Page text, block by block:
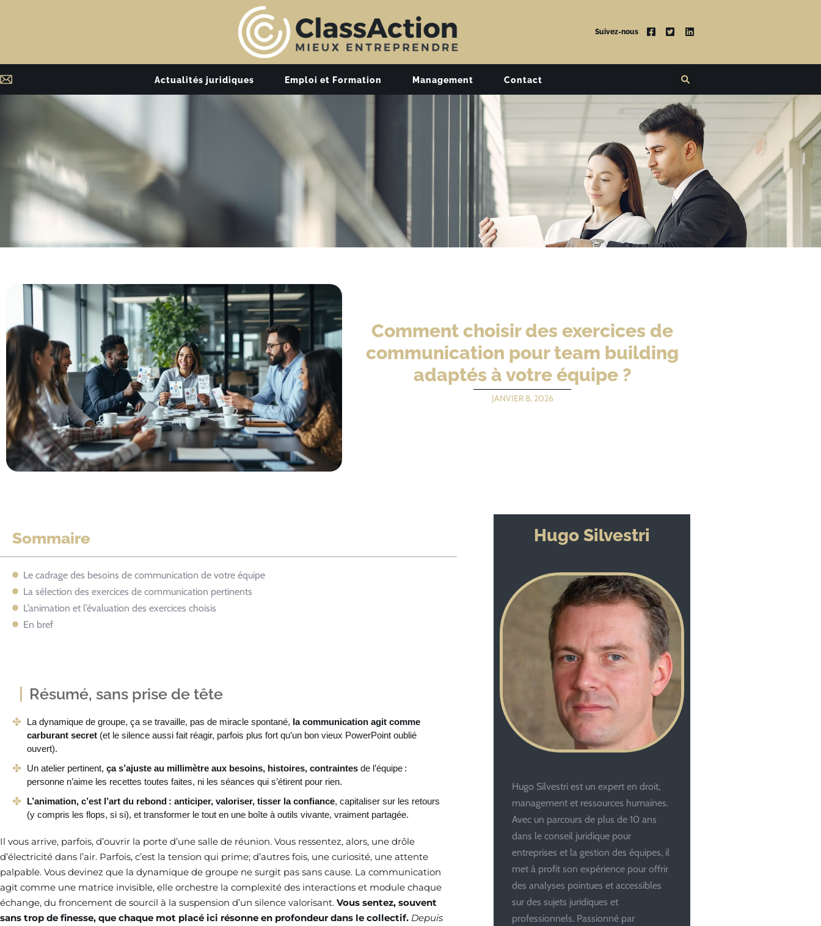
Suivez-nous
Actualités juridiques Emploi et Formation Management Contact
Comment choisir des exercices de
communication pour team building
adaptés à votre équipe ?
JANVIER 8, 2026
Sommaire
Le cadrage des besoins de communication de votre équipe
La sélection des exercices de communication pertinents
L’animation et l’évaluation des exercices choisis
En bref
Résumé, sans prise de tête
La dynamique de groupe, ça se travaille, pas de miracle spontané, la communication agit comme
carburant secret (et le silence aussi fait réagir, parfois plus fort qu’un bon vieux PowerPoint oublié
ouvert).
Un atelier pertinent, ça s’ajuste au millimètre aux besoins, histoires, contraintes de l’équipe :
personne n’aime les recettes toutes faites, ni les séances qui s’étirent pour rien.
L’animation, c’est l’art du rebond : anticiper, valoriser, tisser la confiance, capitaliser sur les retours
(y compris les flops, si si), et transformer le tout en une boîte à outils vivante, vraiment partagée.
Il vous arrive, parfois, d’ouvrir la porte d’une salle de réunion. Vous ressentez, alors, une drôle
d’électricité dans l’air. Parfois, c’est la tension qui prime; d’autres fois, une curiosité, une attente
palpable. Vous devinez que la dynamique de groupe ne surgit pas sans cause. La communication
agit comme une matrice invisible, elle orchestre la complexité des interactions et module chaque
échange, du froncement de sourcil à la suspension d’un silence valorisant. Vous sentez, souvent
sans trop de finesse, que chaque mot placé ici résonne en profondeur dans le collectif. Depuis
Hugo Silvestri
Hugo Silvestri est un expert en droit,
management et ressources humaines.
Avec un parcours de plus de 10 ans
dans le conseil juridique pour
entreprises et la gestion des équipes, il
met à profit son expérience pour offrir
des analyses pointues et accessibles
sur des sujets juridiques et
professionnels. Passionné par